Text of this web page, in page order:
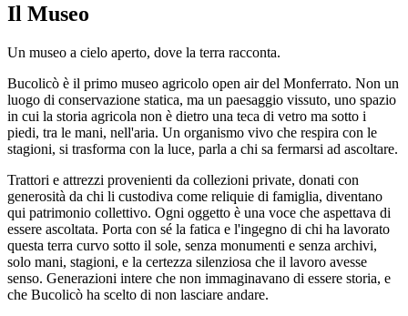
Il Museo
Un museo a cielo aperto, dove la terra racconta.
Bucolicò è il primo museo agricolo open air del Monferrato. Non un
luogo di conservazione statica, ma un paesaggio vissuto, uno spazio
in cui la storia agricola non è dietro una teca di vetro ma sotto i
piedi, tra le mani, nell'aria. Un organismo vivo che respira con le
stagioni, si trasforma con la luce, parla a chi sa fermarsi ad ascoltare.
Trattori e attrezzi provenienti da collezioni private, donati con
generosità da chi li custodiva come reliquie di famiglia, diventano
qui patrimonio collettivo. Ogni oggetto è una voce che aspettava di
essere ascoltata. Porta con sé la fatica e l'ingegno di chi ha lavorato
questa terra curvo sotto il sole, senza monumenti e senza archivi,
solo mani, stagioni, e la certezza silenziosa che il lavoro avesse
senso. Generazioni intere che non immaginavano di essere storia, e
che Bucolicò ha scelto di non lasciare andare.